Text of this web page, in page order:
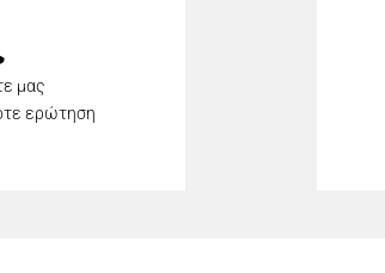
μας
ερώτηση